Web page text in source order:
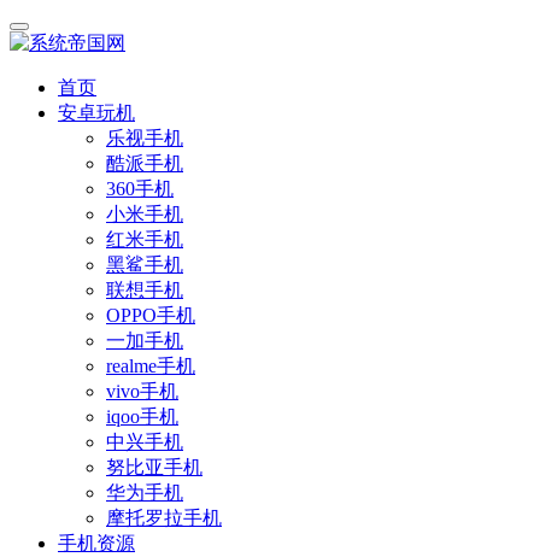
首页
安卓玩机
乐视手机
酷派手机
360手机
小米手机
红米手机
黑鲨手机
联想手机
OPPO手机
一加手机
realme手机
vivo手机
iqoo手机
中兴手机
努比亚手机
华为手机
摩托罗拉手机
手机资源